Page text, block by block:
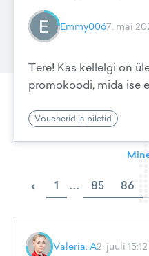
Emmy0067. mai
Tere! Kas kellelgi on
promokoodi, mida ise
Voucherid ja piletid
‹ 1 ... 85 86
Valeria. A2. juuli 15:12